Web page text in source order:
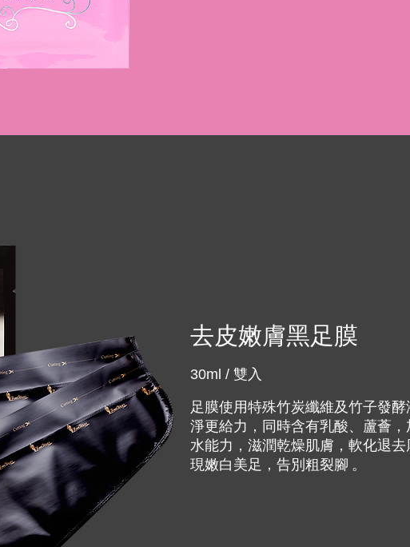
去皮嫩膚黑足膜
30ml / 雙入
足膜使用特殊竹炭纖維及竹子發
淨更給力，同時含有乳酸、蘆薈
水能力，滋潤乾燥肌膚，軟化退
現嫩白美足，告別粗裂腳 。